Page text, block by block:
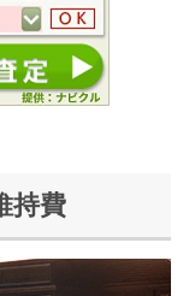
持費